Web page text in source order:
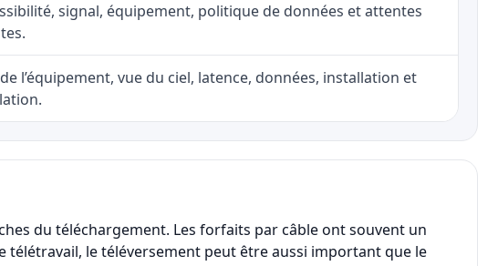
signal, équipement, politique de données et attentes
l’équipement, vue du ciel, latence, données, installation et
du téléchargement. Les forfaits par câble ont souvent un
télétravail, le téléversement peut être aussi important que le